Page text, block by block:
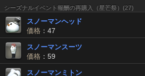
シーズナルイベント報酬の再購入（星芒祭）(27)
スノーマンヘッド
価格 ：47
スノーマンスーツ
価格 ：59
スノーマンミトン